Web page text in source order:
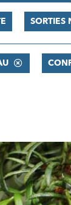
SORTIES